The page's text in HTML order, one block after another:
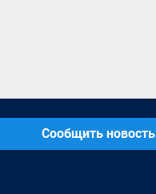
Сообщить новость